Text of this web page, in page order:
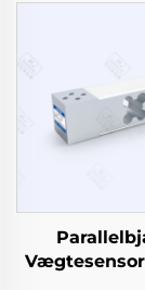
Vægtesensor